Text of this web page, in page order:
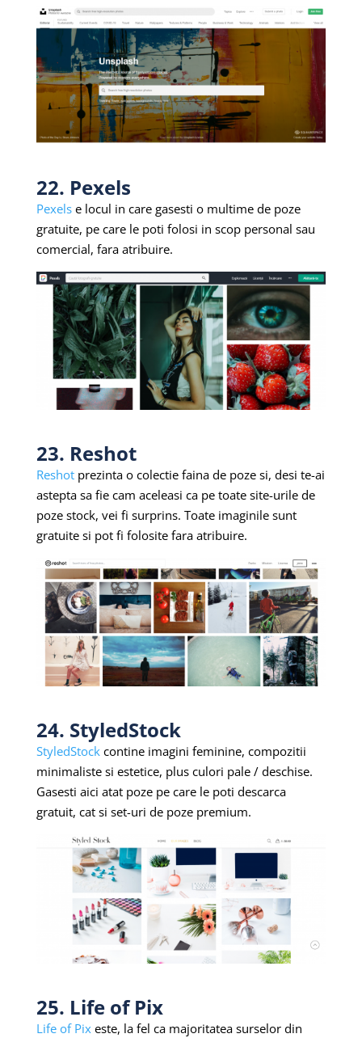
22. Pexels
Pexelse locul in care gasesti o multime de poze
gratuite, pe care le poti folosi in scop personal sau
comercial, fara atribuire.
23. Reshot
Reshotprezinta o colectie faina de poze si, desi te-ai
astepta sa fie cam aceleasi ca pe toate site-urile de
poze stock, vei fi surprins. Toate imaginile sunt
gratuite si pot fi folosite fara atribuire.
24. StyledStock
StyledStockcontine imagini feminine, compozitii
minimaliste si estetice, plus culori pale / deschise.
Gasesti aici atat poze pe care le poti descarca
gratuit, cat si set-uri de poze premium.
25. Life of Pix
Life of Pixeste, la fel ca majoritatea surselor din